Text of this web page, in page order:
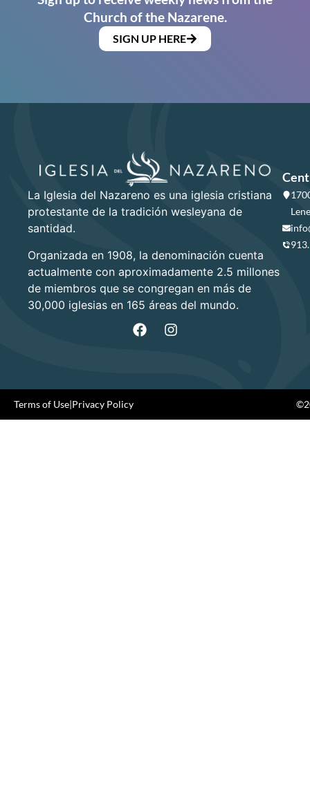
Church of the Nazarene.
SIGN UP HERE
La Iglesia del Nazareno es una iglesia cristiana
protestante de la tradición wesleyana de
santidad.
Organizada en 1908, la denominación cuenta
actualmente con aproximadamente 2.5 millones
de miembros que se congregan en más de
30,000 iglesias en 165 áreas del mundo.
Terms of Use|Privacy Policy